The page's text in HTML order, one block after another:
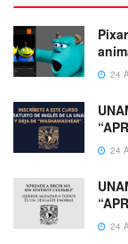
24
24
24